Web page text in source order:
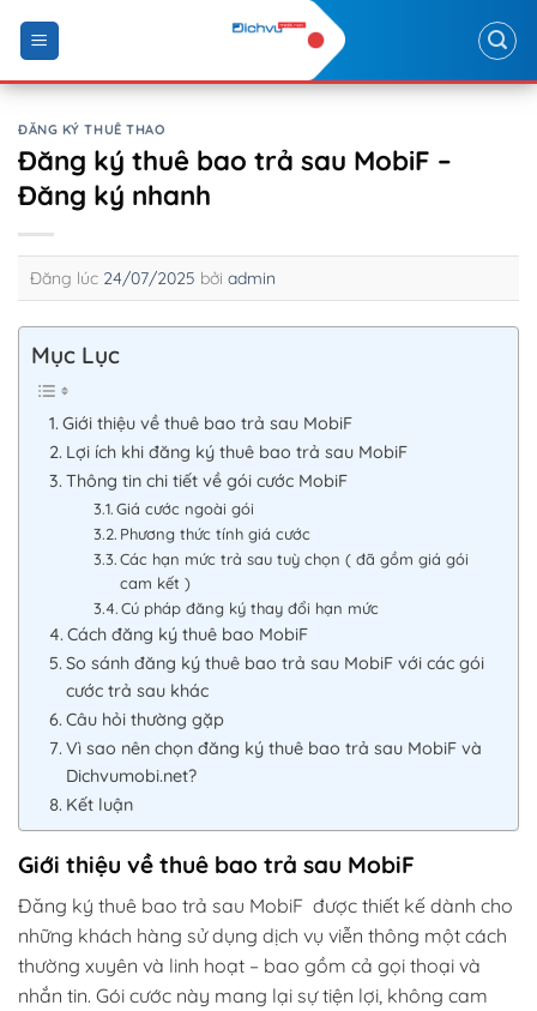
content
ĐĂNG KÝ THUÊ THAO
Đăng ký thuê bao trả sau MobiF –
Đăng ký nhanh
Đăng lúc 24/07/2025 bởi admin
Mục Lục
Giới thiệu về thuê bao trả sau MobiF
Lợi ích khi đăng ký thuê bao trả sau MobiF
Thông tin chi tiết về gói cước MobiF
Giá cước ngoài gói
Phương thức tính giá cước
Các hạn mức trả sau tuỳ chọn ( đã gồm giá gói
cam kết )
Cú pháp đăng ký thay đổi hạn mức
Cách đăng ký thuê bao MobiF
So sánh đăng ký thuê bao trả sau MobiF với các gói
cước trả sau khác
Câu hỏi thường gặp
Vì sao nên chọn đăng ký thuê bao trả sau MobiF và
Dichvumobi.net?
Kết luận
Giới thiệu về thuê bao trả sau MobiF
Đăng ký thuê bao trả sau MobiF được thiết kế dành cho
những khách hàng sử dụng dịch vụ viễn thông một cách
thường xuyên và linh hoạt – bao gồm cả gọi thoại và
nhắn tin. Gói cước này mang lại sự tiện lợi, không cam